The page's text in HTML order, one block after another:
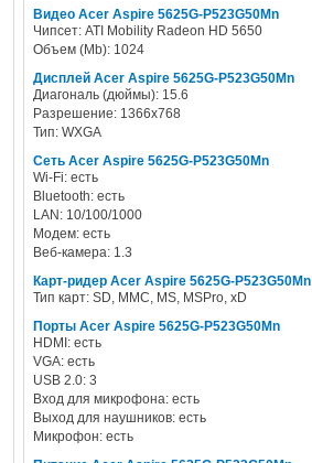
Видео Acer Aspire 5625G-P523G50Mn
Чипсет: ATI Mobility Radeon HD 5650
Объем (Mb): 1024
Дисплей Acer Aspire 5625G-P523G50Mn
Диагональ (дюймы): 15.6
Разрешение: 1366x768
Тип: WXGA
Сеть Acer Aspire 5625G-P523G50Mn
Wi-Fi: есть
Bluetooth: есть
LAN: 10/100/1000
Модем: есть
Веб-камера: 1.3
Карт-ридер Acer Aspire 5625G-P523G50Mn
Тип карт: SD, MMC, MS, MSPro, xD
Порты Acer Aspire 5625G-P523G50Mn
HDMI: есть
VGA: есть
USB 2.0: 3
Вход для микрофона: есть
Выход для наушников: есть
Микрофон: есть